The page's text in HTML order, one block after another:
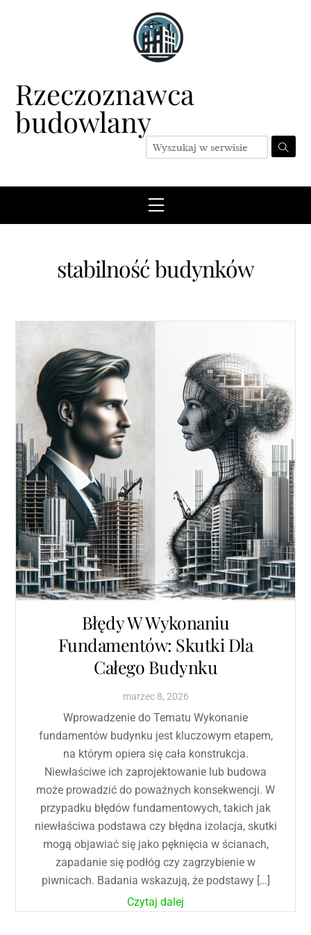
Rzeczoznawca
budowlany
Menu
stabilność budynków
Błędy W Wykonaniu
Fundamentów: Skutki Dla
Całego Budynku
marzec 8, 2026
Wprowadzenie do Tematu Wykonanie
fundamentów budynku jest kluczowym etapem,
na którym opiera się cała konstrukcja.
Niewłaściwe ich zaprojektowanie lub budowa
może prowadzić do poważnych konsekwencji. W
przypadku błędów fundamentowych, takich jak
niewłaściwa podstawa czy błędna izolacja, skutki
mogą objawiać się jako pęknięcia w ścianach,
zapadanie się podłóg czy zagrzybienie w
piwnicach. Badania wskazują, że podstawy […]
Czytaj dalej